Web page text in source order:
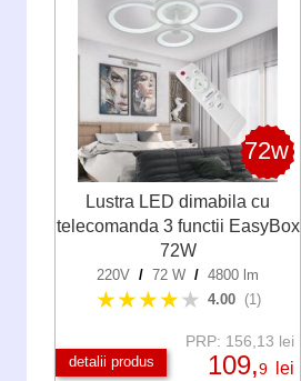
72w
Lustra LED dimabila cu
telecomanda 3 functii EasyBox
72W
220V / 72 W / 4800 lm
★★★★★ 4.00 (1)
detalii produs
PRP: 156,13 lei
109,9 lei